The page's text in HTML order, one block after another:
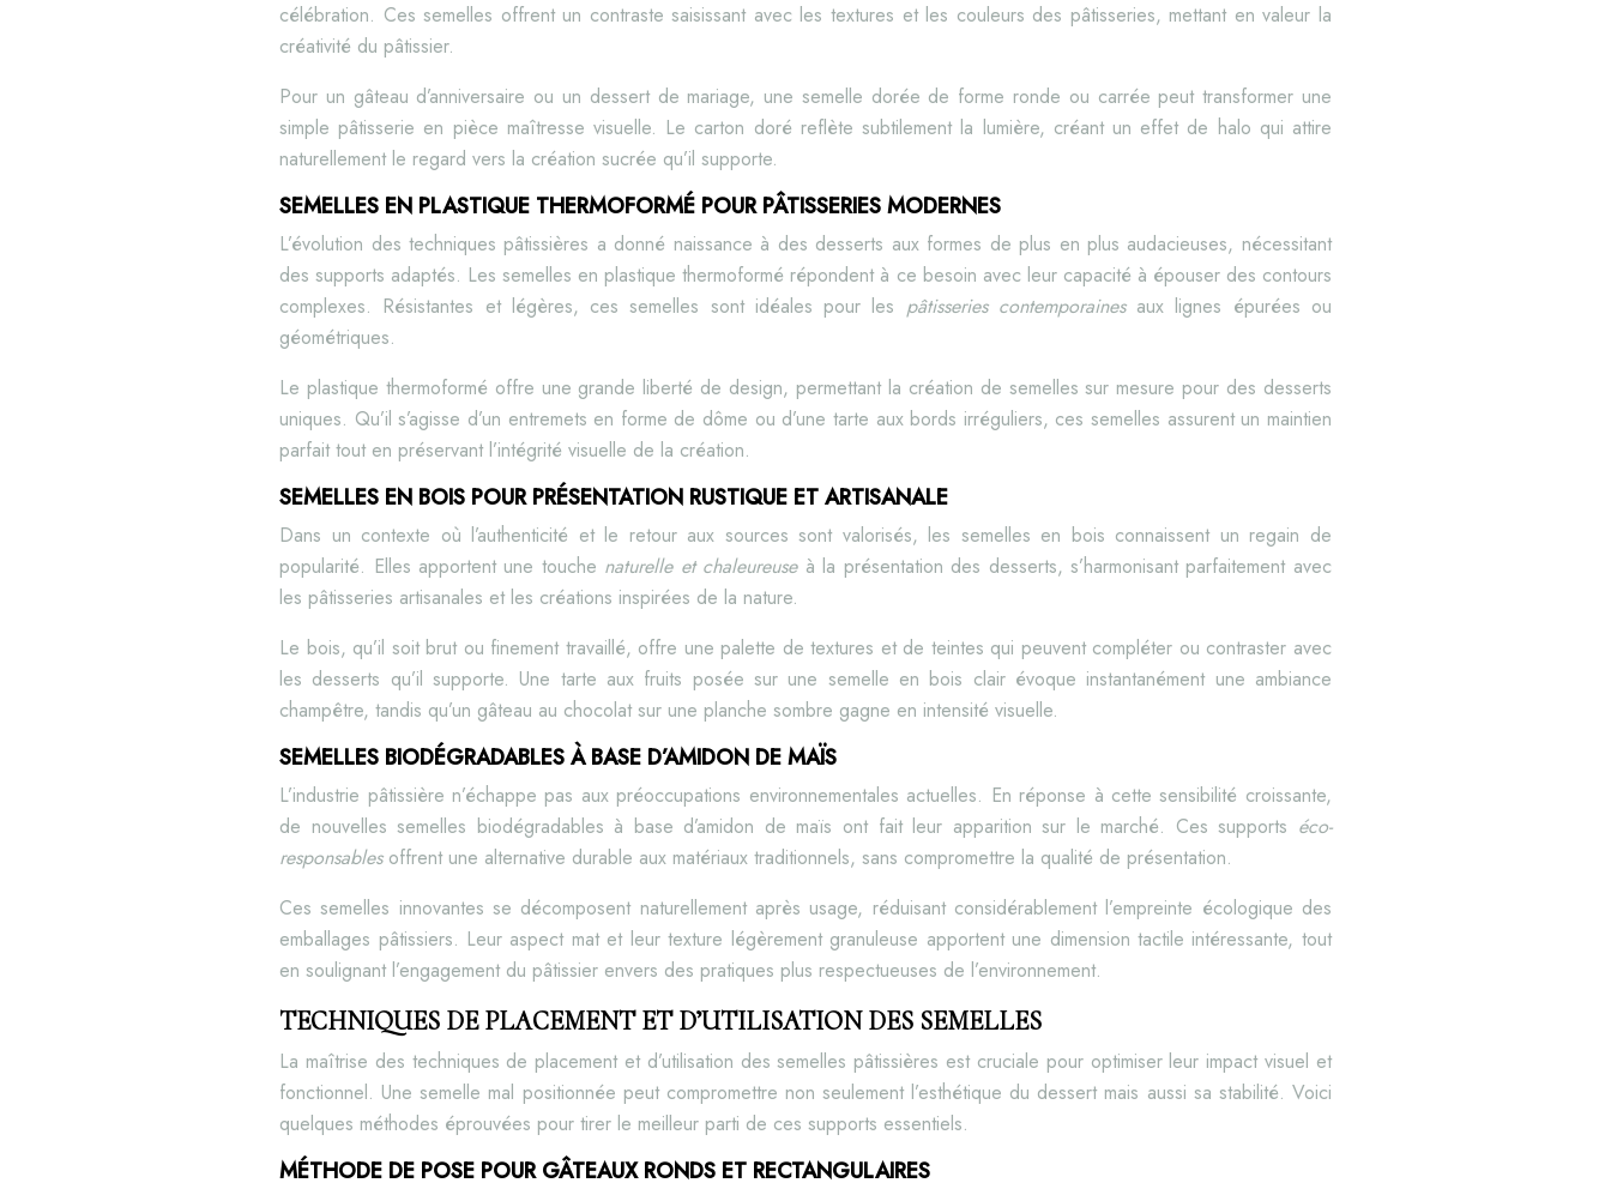
célébration. Ces semelles offrent un contraste saisissant avec les textures et les couleurs des pâtisseries, mettant en valeur la
créativité du pâtissier.
Pour un gâteau d’anniversaire ou un dessert de mariage, une semelle dorée de forme ronde ou carrée peut transformer une
simple pâtisserie en pièce maîtresse visuelle. Le carton doré reflète subtilement la lumière, créant un effet de halo qui attire
naturellement le regard vers la création sucrée qu’il supporte.
SEMELLES EN PLASTIQUE THERMOFORMÉ POUR PÂTISSERIES MODERNES
L’évolution des techniques pâtissières a donné naissance à des desserts aux formes de plus en plus audacieuses, nécessitant
des supports adaptés. Les semelles en plastique thermoformé répondent à ce besoin avec leur capacité à épouser des contours
complexes. Résistantes et légères, ces semelles sont idéales pour les pâtisseries contemporaines aux lignes épurées ou
géométriques.
Le plastique thermoformé offre une grande liberté de design, permettant la création de semelles sur mesure pour des desserts
uniques. Qu’il s’agisse d’un entremets en forme de dôme ou d’une tarte aux bords irréguliers, ces semelles assurent un maintien
parfait tout en préservant l’intégrité visuelle de la création.
SEMELLES EN BOIS POUR PRÉSENTATION RUSTIQUE ET ARTISANALE
Dans un contexte où l’authenticité et le retour aux sources sont valorisés, les semelles en bois connaissent un regain de
popularité. Elles apportent une touche naturelle et chaleureuse à la présentation des desserts, s’harmonisant parfaitement avec
les pâtisseries artisanales et les créations inspirées de la nature.
Le bois, qu’il soit brut ou finement travaillé, offre une palette de textures et de teintes qui peuvent compléter ou contraster avec
les desserts qu’il supporte. Une tarte aux fruits posée sur une semelle en bois clair évoque instantanément une ambiance
champêtre, tandis qu’un gâteau au chocolat sur une planche sombre gagne en intensité visuelle.
SEMELLES BIODÉGRADABLES À BASE D’AMIDON DE MAÏS
L’industrie pâtissière n’échappe pas aux préoccupations environnementales actuelles. En réponse à cette sensibilité croissante,
de nouvelles semelles biodégradables à base d’amidon de maïs ont fait leur apparition sur le marché. Ces supports éco-
responsables offrent une alternative durable aux matériaux traditionnels, sans compromettre la qualité de présentation.
Ces semelles innovantes se décomposent naturellement après usage, réduisant considérablement l’empreinte écologique des
emballages pâtissiers. Leur aspect mat et leur texture légèrement granuleuse apportent une dimension tactile intéressante, tout
en soulignant l’engagement du pâtissier envers des pratiques plus respectueuses de l’environnement.
TECHNIQUES DE PLACEMENT ET D’UTILISATION DES SEMELLES
La maîtrise des techniques de placement et d’utilisation des semelles pâtissières est cruciale pour optimiser leur impact visuel et
fonctionnel. Une semelle mal positionnée peut compromettre non seulement l’esthétique du dessert mais aussi sa stabilité. Voici
quelques méthodes éprouvées pour tirer le meilleur parti de ces supports essentiels.
MÉTHODE DE POSE POUR GÂTEAUX RONDS ET RECTANGULAIRES